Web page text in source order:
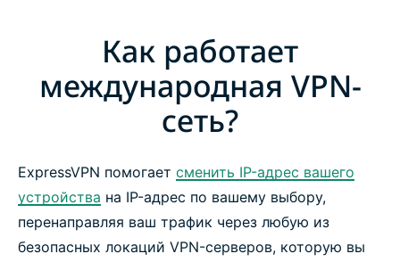
Как работает
международная VPN-
сеть?
ExpressVPN помогает сменить IP-адрес вашего
устройства на IP-адрес по вашему выбору,
перенаправляя ваш трафик через любую из
безопасных локаций VPN-серверов, которую вы